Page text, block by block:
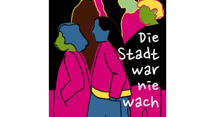
Про ЭТО. Про ЧТО?
Ronnies Auskunft
Jonas‘ Wollhaut
Renis erste Regel
Schwierige Wörterliste
Persönliches Heft
Wenn ich groß bin, will ich FRAUlenzen
Die Stadt war nie wach
Atalanta Läufer_in
Theaterstücke Lilly Axster